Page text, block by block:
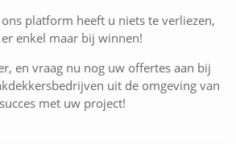
platform heeft u niets te verliezen,
enkel maar bij winnen!
en vraag nu nog uw offertes aan bij
uit de omgeving van
met uw project!